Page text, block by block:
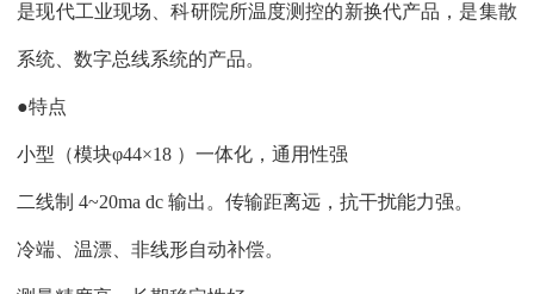
是现代工业现场、科研院所温度测控的新换代产品，是集散
系统、数字总线系统的产品。
●特点
小型（模块φ44×18 ）一体化，通用性强
二线制 4~20ma dc 输出。传输距离远，抗干扰能力强。
冷端、温漂、非线形自动补偿。